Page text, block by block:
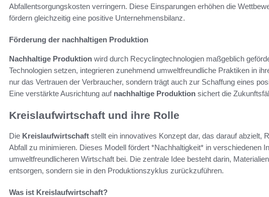
Abfallentsorgungskosten verringern. Diese Einsparungen erhöhen die
fördern gleichzeitig eine positive Unternehmensbilanz.
Förderung der nachhaltigen Produktion
Nachhaltige Produktion wird durch Recyclingtechnologien maßgeblich
Technologien setzen, integrieren zunehmend umweltfreundliche Praktiken in
nur das Vertrauen der Verbraucher, sondern trägt auch zur Schaffung eines
Eine verstärkte Ausrichtung auf nachhaltige Produktion sichert die
Kreislaufwirtschaft und ihre Rolle
Die Kreislaufwirtschaft stellt ein innovatives Konzept dar, das darauf abzielt,
Abfall zu minimieren. Dieses Modell fördert *Nachhaltigkeit* in verschiedenen
umweltfreundlicheren Wirtschaft bei. Die zentrale Idee besteht darin,
entsorgen, sondern sie in den Produktionszyklus zurückzuführen.
Was ist Kreislaufwirtschaft?